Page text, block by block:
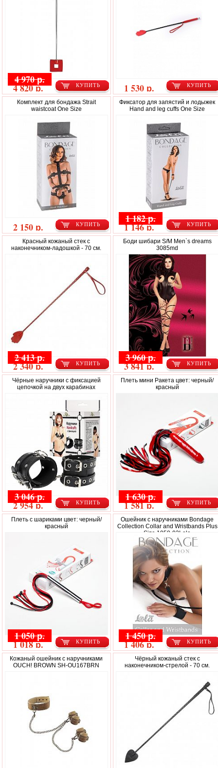
КУПИТЬ
4 970 р.
4 820 р. КУПИТЬ
1 530 р.
Комплект для бондажа Strait
waistcoat One Size
КУПИТЬ
2 150 р.
Фиксатор для запястий и лодыжек
Hand and leg cuffs One Size
КУПИТЬ
1 182 р.
1 146 р.
Красный кожаный стек с
наконечником-ладошкой - 70 см.
КУПИТЬ
2 413 р.
2 340 р.
Боди шибари S/M Men`s dreams
3085md
КУПИТЬ
3 960 р.
3 841 р.
Чёрные наручники с фиксацией
цепочкой на двух карабинах
КУПИТЬ
3 046 р.
2 954 р.
Плеть мини Ракета цвет: черный/
красный
КУПИТЬ
1 630 р.
1 581 р.
Плеть с шариками цвет: черный/
красный
КУПИТЬ
1 050 р.
1 018 р.
Ошейник с наручниками Bondage
Collection Collar and Wristbands Plus
Size 1058-02Lola
КУПИТЬ
1 450 р.
1 406 р.
Кожаный ошейник с наручниками
OUCH! BROWN SH-OU167BRN
Чёрный кожаный стек с
наконечником-стрелой - 70 см.